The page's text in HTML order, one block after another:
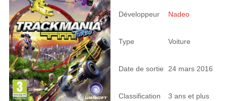
Développeur Nadeo
Type Voiture
Date de sortie 24 mars 2016
Classification 3 ans et plus